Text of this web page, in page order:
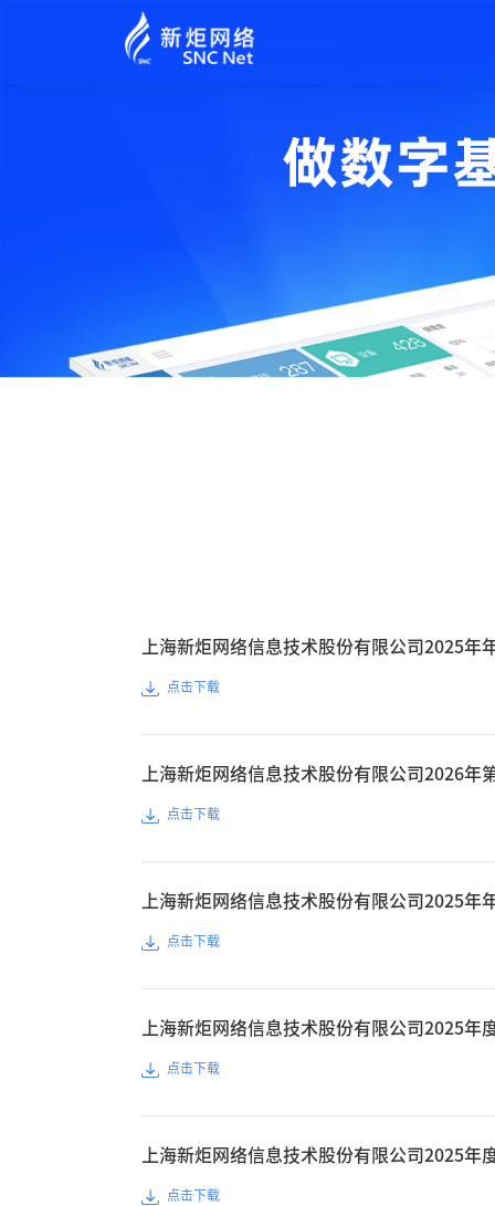
上海新炬网络信息技术股份有限公司2025年
点击下载
上海新炬网络信息技术股份有限公司2026年
点击下载
上海新炬网络信息技术股份有限公司2025年
点击下载
上海新炬网络信息技术股份有限公司2025年
点击下载
上海新炬网络信息技术股份有限公司2025年
点击下载